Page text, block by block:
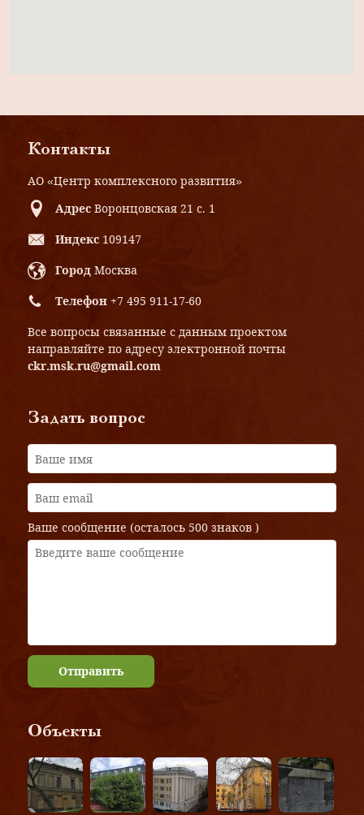
Контакты
АО «Центр комплексного развития»
Адрес Воронцовская 21 с. 1
Индекс 109147
Город Москва
Телефон +7 495 911-17-60
Все вопросы связанные с данным проектом
направляйте по адресу электронной почты
ckr.msk.ru@gmail.com
Задать вопрос
Ваше сообщение (осталось 500 знаков )
Отправить
Объекты